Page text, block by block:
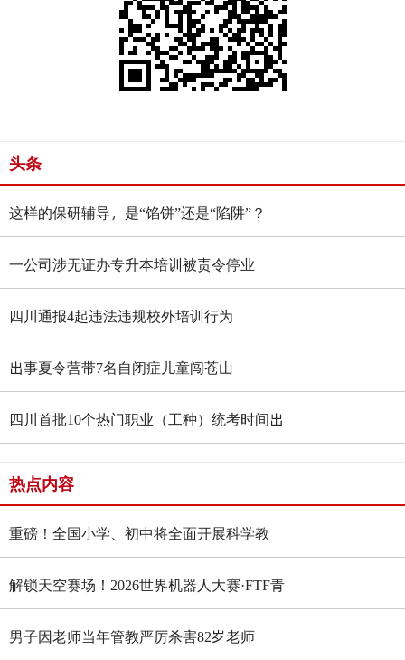
头条
这样的保研辅导，是“馅饼”还是“陷阱”？
一公司涉无证办专升本培训被责令停业
四川通报4起违法违规校外培训行为
出事夏令营带7名自闭症儿童闯苍山
四川首批10个热门职业（工种）统考时间出
炉
热点内容
重磅！全国小学、初中将全面开展科学教
育“做中学”领航行动
解锁天空赛场！2026世界机器人大赛·FTF青
少年无人机大赛四川选拔赛燃情启幕
男子因老师当年管教严厉杀害82岁老师